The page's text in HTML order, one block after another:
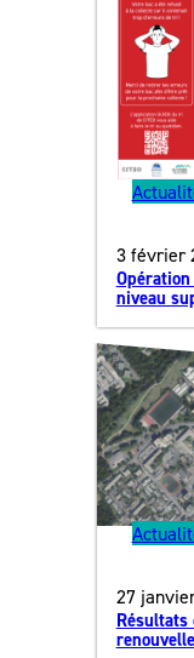
3 février
niveau
27
Résultats